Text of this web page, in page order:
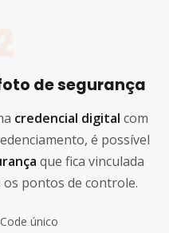
de segurança
credencial digital com
é possível
que fica vinculada
pontos de controle.
único